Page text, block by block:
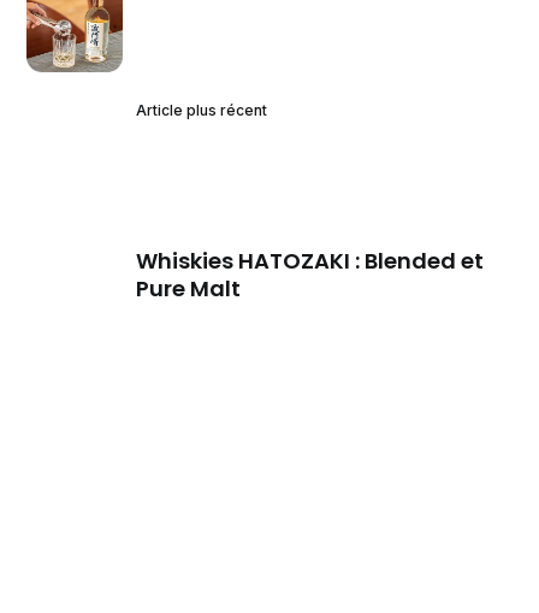
Article plus récent
Whiskies HATOZAKI : Blended et
Pure Malt